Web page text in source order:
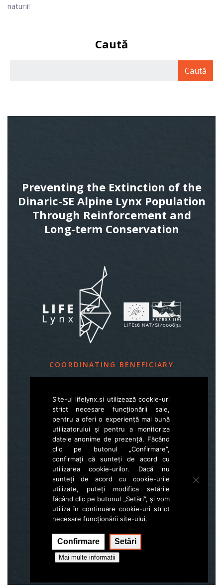
naturii!
Caută
Preventing the Extinction of the
Dinaric-SE Alpine Lynx Population
Through Reinforcement and
Long-term Conservation
COORDINATING BENEFICIARY
Slovenia Forest Service
Večna pot 2, SI – 1000 Ljubljana
Elife.lynx.eu@gmail.com
Wwww.zgs.si
Sitemap
Execution:Hal interactive
Site-ul lifelynx.si utilizează cookie-uri
strict necesare funcționării sale,
pentru a oferi o experiență mai bună
utilizatorului și pentru a monitoriza
datele anonime de prezență. Făcând
clic pe butonul „Confirmare”,
confirmați că sunteți de acord cu
utilizarea cookie-urilor. Dacă nu
sunteți de acord cu cookie-urile
utilizate, puteți modifica setările
făcând clic pe butonul „Setări”, și vom
utiliza în continuare cookie-uri strict
necesare funcționării site-ului.
Confirmare Setări
Mai multe informatii